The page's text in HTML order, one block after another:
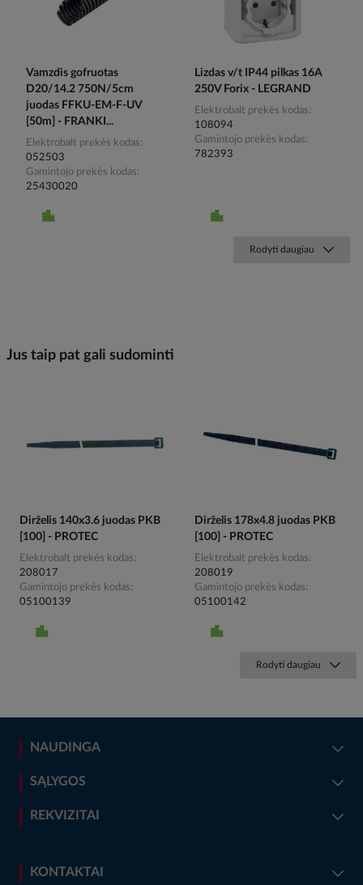
Vamzdis gofruotas
D20/14.2 750N/5cm
juodas FFKU-EM-F-UV
[50m] - FRANKI...
Elektrobalt prekės kodas
052503
Gamintojo prekės kodas
25430020
Lizdas v/t IP44 pilkas 16A
250V Forix - LEGRAND
Elektrobalt prekės kodas
108094
Gamintojo prekės kodas
782393
Rodyti daugiau
Jus taip pat gali sudominti
Dirželis 140x3.6 juodas PKB
[100] - PROTEC
Elektrobalt prekės kodas
208017
Gamintojo prekės kodas
05100139
Dirželis 178x4.8 juodas PKB
[100] - PROTEC
Elektrobalt prekės kodas
208019
Gamintojo prekės kodas
05100142
Rodyti daugiau
NAUDINGA
SĄLYGOS
REKVIZITAI
KONTAKTAI